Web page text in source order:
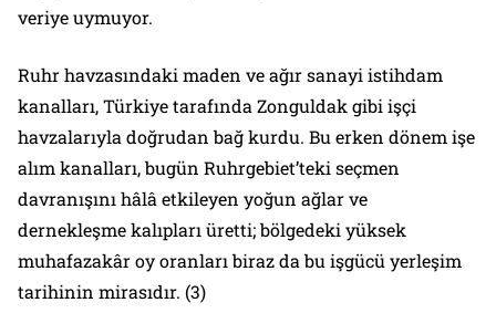
veriye uymuyor.
Ruhr havzasındaki maden ve ağır sanayi istihdam
kanalları, Türkiye tarafında Zonguldak gibi işçi
havzalarıyla doğrudan bağ kurdu. Bu erken dönem işe
alım kanalları, bugün Ruhrgebiet’teki seçmen
davranışını hâlâ etkileyen yoğun ağlar ve
dernekleşme kalıpları üretti; bölgedeki yüksek
muhafazakâr oy oranları biraz da bu işgücü yerleşim
tarihinin mirasıdır. (3)